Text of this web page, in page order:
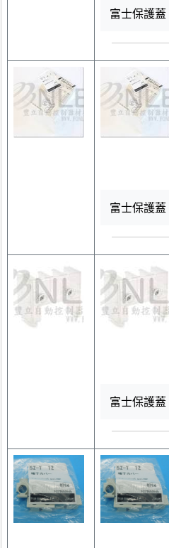
富士保護蓋
富士保護蓋
富士保護蓋